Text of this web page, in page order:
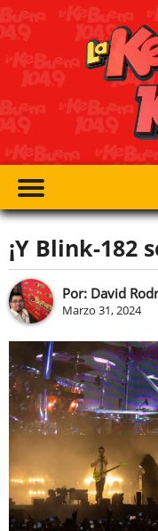
¡Y Blink-182
Por: David
Marzo 31, 2024